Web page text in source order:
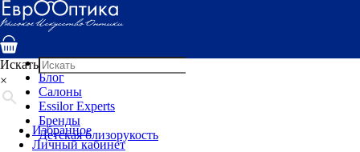
Услуги
Специалисты
Детская оптика
Блог
Салоны
Essilor Experts
Бренды
Детская близорукость
Искать
×
Избранное
Личный кабинет